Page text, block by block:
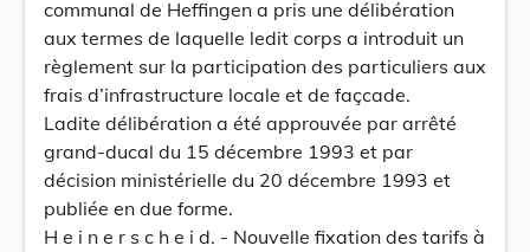
communal de Heffingen a pris une délibération
aux termes de laquelle ledit corps a introduit un
règlement sur la participation des particuliers aux
frais d’infrastructure locale et de façcade.
Ladite délibération a été approuvée par arrêté
grand-ducal du 15 décembre 1993 et par
décision ministérielle du 20 décembre 1993 et
publiée en due forme.
H e i n e r s c h e i d. - Nouvelle fixation des tarifs à